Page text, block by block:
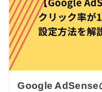
Google AdSense